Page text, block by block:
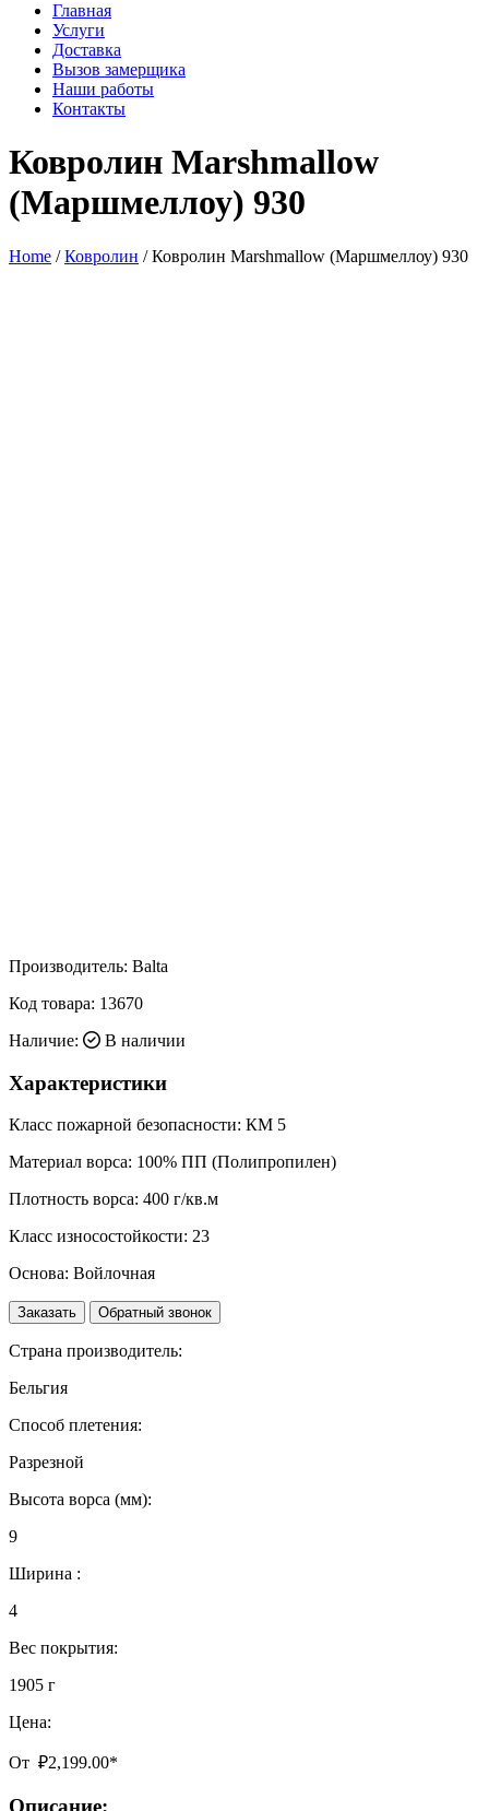
Главная
Услуги
Доставка
Вызов замерщика
Наши работы
Контакты
Ковролин Marshmallow
(Маршмеллоу) 930
Home /Ковролин / Ковролин Marshmallow (Маршмеллоу) 930
Производитель: Balta
Код товара: 13670
Наличие:
В наличии
Характеристики
Класс пожарной безопасности: КМ 5
Материал ворса: 100% ПП (Полипропилен)
Плотность ворса: 400 г/кв.м
Класс износостойкости: 23
Основа: Войлочная
Заказать Обратный звонок
Страна производитель:
Бельгия
Способ плетения:
Разрезной
Высота ворса (мм):
9
Ширина :
4
Вес покрытия:
1905 г
Цена:
От ₽2,199.00*
Описание: